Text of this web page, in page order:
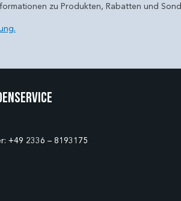
zu Produkten, Rabatten und
+49 2336 – 8193175